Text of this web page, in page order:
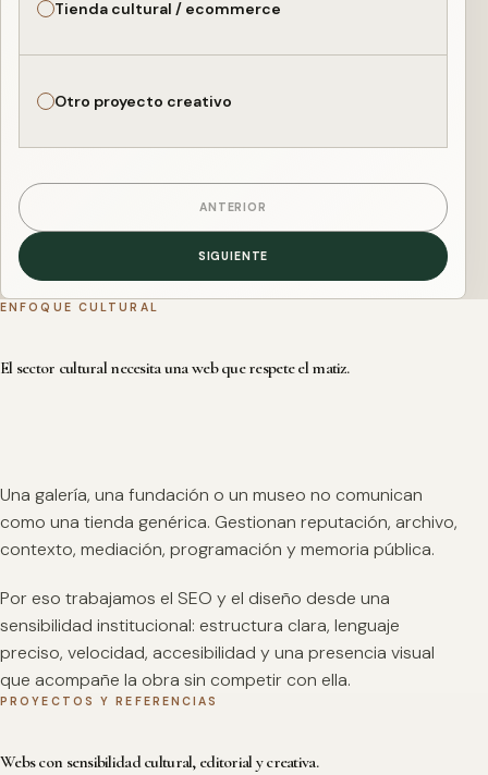
Tienda cultural / ecommerce
Otro proyecto creativo
ANTERIOR
SIGUIENTE
ENFOQUE CULTURAL
El sector cultural necesita una web que respete el matiz.
Una galería, una fundación o un museo no comunican
como una tienda genérica. Gestionan reputación, archivo,
contexto, mediación, programación y memoria pública.
Por eso trabajamos el SEO y el diseño desde una
sensibilidad institucional: estructura clara, lenguaje
preciso, velocidad, accesibilidad y una presencia visual
que acompañe la obra sin competir con ella.
PROYECTOS Y REFERENCIAS
Webs con sensibilidad cultural, editorial y creativa.